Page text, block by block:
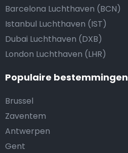
Barcelona Luchthaven (BCN)
Istanbul Luchthaven (IST)
Dubai Luchthaven (DXB)
London Luchthaven (LHR)
Populaire bestemmingen
Brussel
Zaventem
Antwerpen
Gent